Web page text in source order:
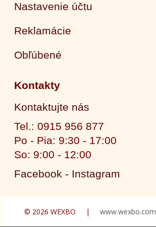
Nastavenie účtu
Reklamácie
Obľúbené
Kontakty
Kontaktujte nás
Tel.: 0915 956 877
Po - Pia: 9:30 - 17:00
So: 9:00 - 12:00
Facebook - Instagram
© 2026 WEXBO | www.wexbo.com